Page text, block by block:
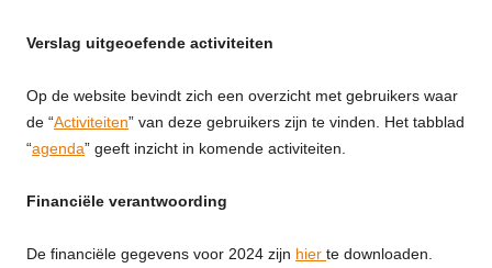
Verslag uitgeoefende activiteiten
Op de website bevindt zich een overzicht met gebruikers waar
de “Activiteiten” van deze gebruikers zijn te vinden. Het tabblad
“agenda” geeft inzicht in komende activiteiten.
Financiële verantwoording
De financiële gegevens voor 2024 zijn hier te downloaden.